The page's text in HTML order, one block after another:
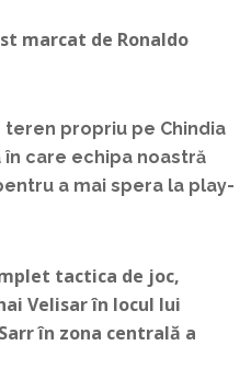
marcat de Ronaldo
teren propriu pe Chindia
care echipa noastră
a mai spera la play-
tactica de joc,
Velisar în locul lui
în zona centrală a